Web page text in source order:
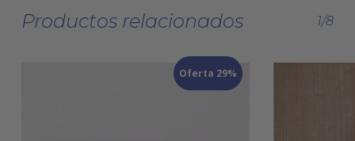
Productos relacionados 1/8
Oferta 29%